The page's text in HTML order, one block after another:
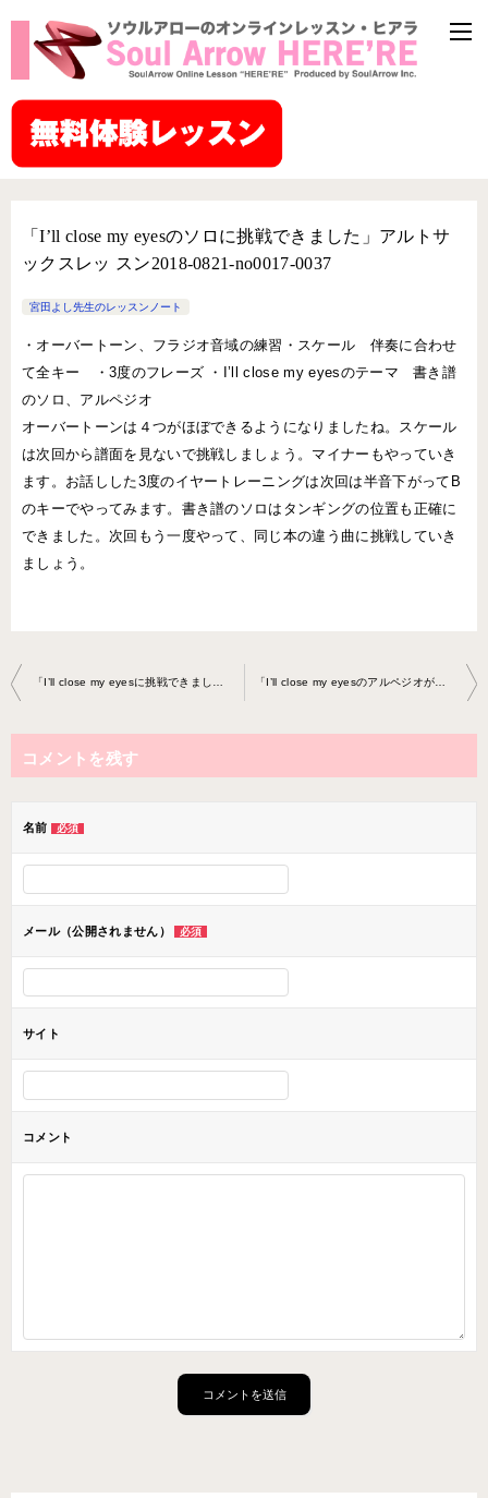
「I’ll close my eyesのソロに挑戦できました」アルトサ
ックスレッ スン2018-0821-no0017-0037
宮田よし先生のレッスンノート
・オーバートーン、フラジオ音域の練習・スケール 伴奏に合わせ
て全キー ・3度のフレーズ ・I’ll close my eyesのテーマ 書き譜
のソロ、アルペジオ
オーバートーンは４つがほぼできるようになりましたね。スケール
は次回から譜面を見ないで挑戦しましょう。マイナーもやっていき
ます。お話しした3度のイヤートレーニングは次回は半音下がってB
のキーでやってみます。書き譜のソロはタンギングの位置も正確に
できました。次回もう一度やって、同じ本の違う曲に挑戦していき
ましょう。
投
稿
ナ
ビ
ョ
ン
「I’ll close my eyesに挑戦できました」アルトサックスレッスン201 8-0807-no0017-0037 「I’ll close my eyesのアルペジオが出来ました」アルトサックスレ ッスン2018-0911-no0017-0037
コメントを残す
名前 必須
メール（公開されません） 必須
サイト
コメント